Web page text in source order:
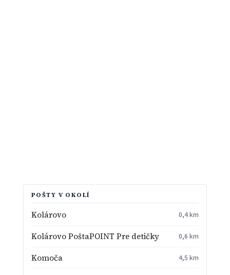
POŠTY V OKOLÍ
Kolárovo 0,4 km
Kolárovo PoštaPOINT Pre detičky 0,6 km
Komoča 4,5 km